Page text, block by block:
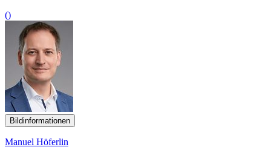
()
Bildinformationen
Manuel Höferlin